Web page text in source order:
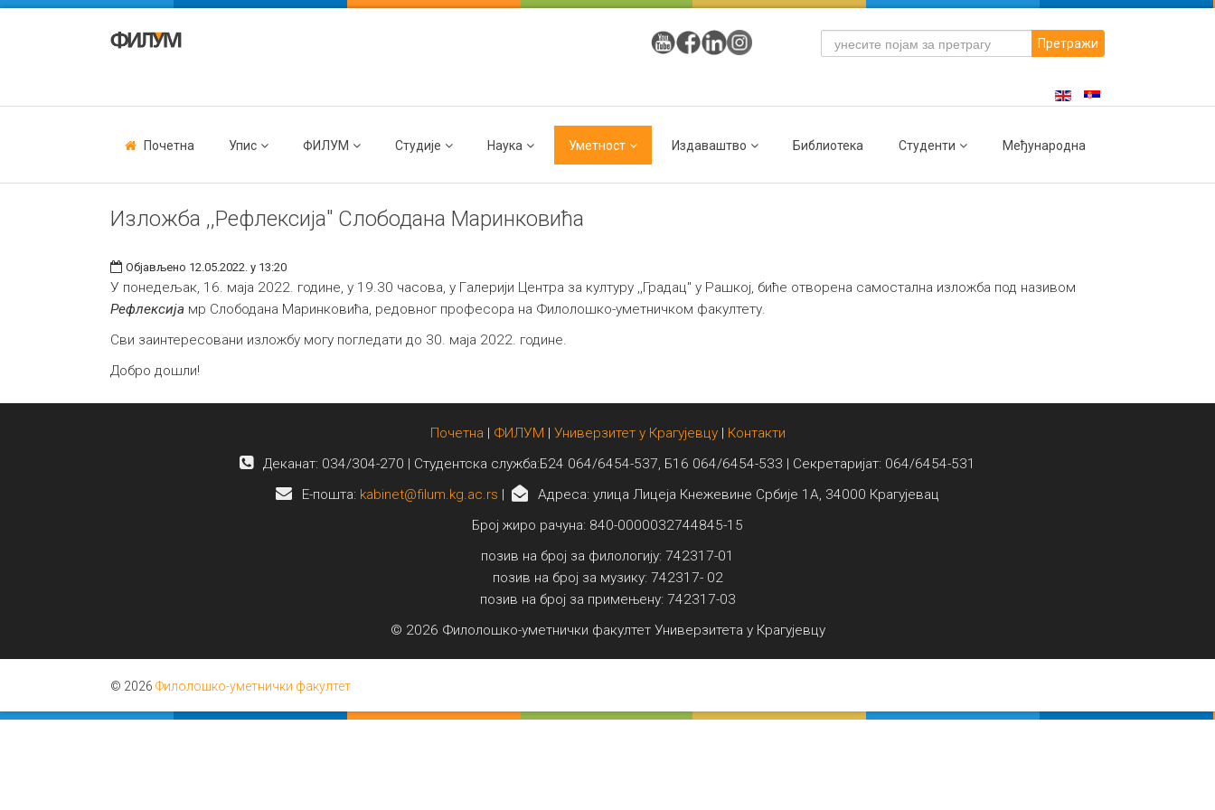
Претражи
Почетна Упис ФИЛУМ Студије Наука Уметност Издаваштво Библиотека Студенти Међународна
Изложба ,,Рефлексија" Слободана Маринковића
Објављено 12.05.2022. у 13:20
У понедељак, 16. маја 2022. године, у 19.30 часова, у Гaлерији Центра за културу ,,Градац" у Рашкој, биће отворена самостална изложба под називом
Рефлексија мр Слободана Маринковића, редовног професора на Филолошко-уметничком факултету.
Сви заинтересовани изложбу могу погледати до 30. маја 2022. године.
Добро дошли!
Почетна | ФИЛУМ | Универзитет у Крагујевцу| Контакти
Деканат: 034/304-270 | Студентска служба:Б24 064/6454-537, Б16 064/6454-533 | Секретаријат: 064/6454-531
E-пошта: kabinet@filum.kg.ac.rs |
Адреса: улица Лицеја Кнежевине Србије 1А, 34000 Крагујевац
Број жиро рачуна: 840-0000032744845-15
позив на број за филологију: 742317-01
позив на број за музику: 742317- 02
позив на број за примењену: 742317-03
© 2026 Филолошко-уметнички факултет Универзитета у Крагујевцу
© 2026 Филолошко-уметнички факултет